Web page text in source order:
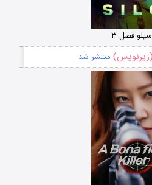
سیلو فصل ۳
منتشر شد